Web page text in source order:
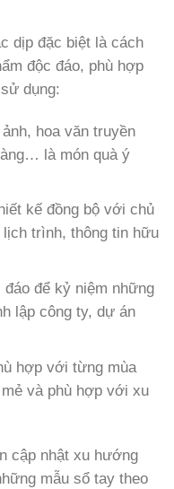
dịp đặc biệt là cách
độc đáo, phù hợp
dụng:
hoa văn truyền
là món quà ý
kế đồng bộ với chủ
trình, thông tin hữu
đáo để kỷ niệm những
lập công ty, dự án
hợp với từng mùa
và phù hợp với xu
cập nhật xu hướng
mẫu sổ tay theo